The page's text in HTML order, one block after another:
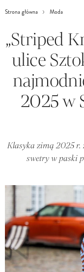
Strona główna Moda
„Striped
ulice
2025 w
Klasyka zimą 2025 r.
swetry w paski